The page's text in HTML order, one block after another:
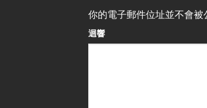
你的電子郵件位址並不會被
迴響